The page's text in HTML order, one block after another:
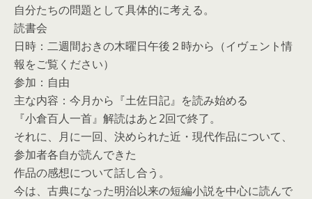
自分たちの問題として具体的に考える。
読書会
日時：二週間おきの木曜日午後２時から（イヴェント情
報をご覧ください）
参加：自由
主な内容：今月から『土佐日記』を読み始める
『小倉百人一首』解読はあと2回で終了。
それに、月に一回、決められた近・現代作品について、
参加者各自が読んできた
作品の感想について話し合う。
今は、古典になった明治以来の短編小説を中心に読んで